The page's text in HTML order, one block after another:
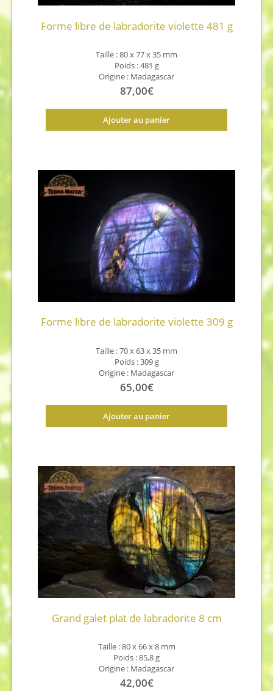
Forme libre de labradorite violette 481 g
Taille : 80 x 77 x 35 mm
Poids : 481 g
Origine : Madagascar
87,00€
Ajouter au panier
Forme libre de labradorite violette 309 g
Taille : 70 x 63 x 35 mm
Poids : 309 g
Origine : Madagascar
65,00€
Ajouter au panier
Grand galet plat de labradorite 8 cm
Taille : 80 x 66 x 8 mm
Poids : 85,8 g
Origine : Madagascar
42,00€